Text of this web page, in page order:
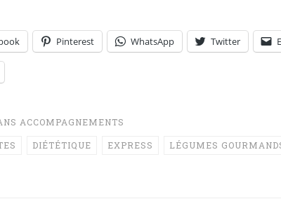
Pinterest WhatsApp Twitter
ACCOMPAGNEMENTS
DIÉTÉTIQUE EXPRESS LÉGUMES